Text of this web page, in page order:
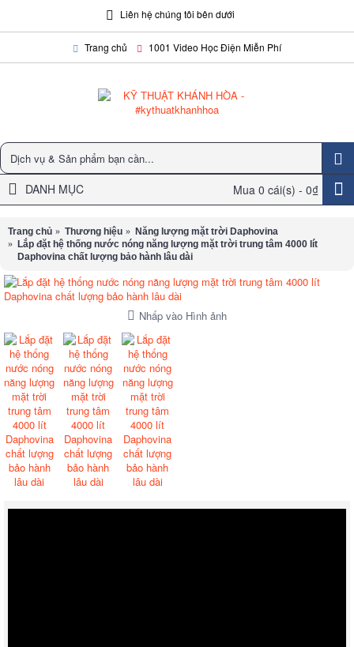
Liên hệ chúng tôi bên dưới
Trang chủ 1001 Video Học Điện Miễn Phí
Mua 0 cái(s) - 0₫
DANH MỤC
Trang chủ Thương hiệu
Năng lượng mặt trời Daphovina
Lắp đặt hệ thống nước nóng năng lượng mặt trời trung tâm 4000 lít
Daphovina chất lượng bảo hành lâu dài
Nhấp vào Hình ảnh